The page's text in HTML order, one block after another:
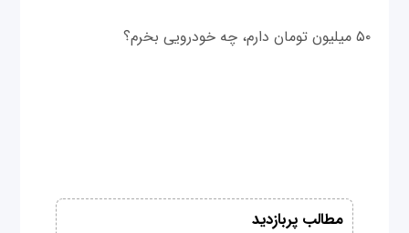
۵۰ میلیون تومان دارم، چه خودرویی بخرم؟
مطالب پربازدید